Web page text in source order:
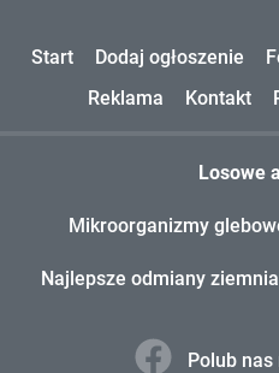
Start Dodaj ogłoszenie
Reklama
Kontakt
Losowe
Mikroorganizmy
Najlepsze odmiany
Polub nas